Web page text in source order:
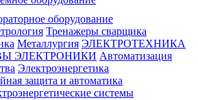
оборудование
Тренажеры сварщика
Металлургия ЭЛЕКТРОТЕХНИКА
ЭЛЕКТРОНИКИ Автоматизация
Электроэнергетика
защита и автоматика
системы